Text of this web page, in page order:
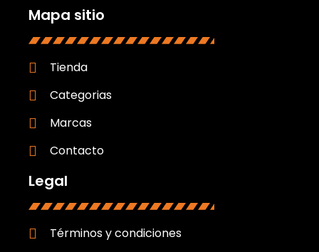
Mapa sitio
Tienda
Categorias
Marcas
Contacto
Legal
Términos y condiciones